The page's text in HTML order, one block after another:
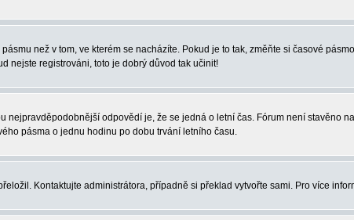
než v tom, ve kterém se nacházíte. Pokud je to tak, změňte si časové
nejste registrováni, toto je dobrý důvod tak učinit!
nejpravděpodobnější odpovědí je, že se jedná o letní čas. Fórum není stavěno
pásma o jednu hodinu po dobu trvání letního času.
Kontaktujte administrátora, případně si překlad vytvořte sami. Pro více